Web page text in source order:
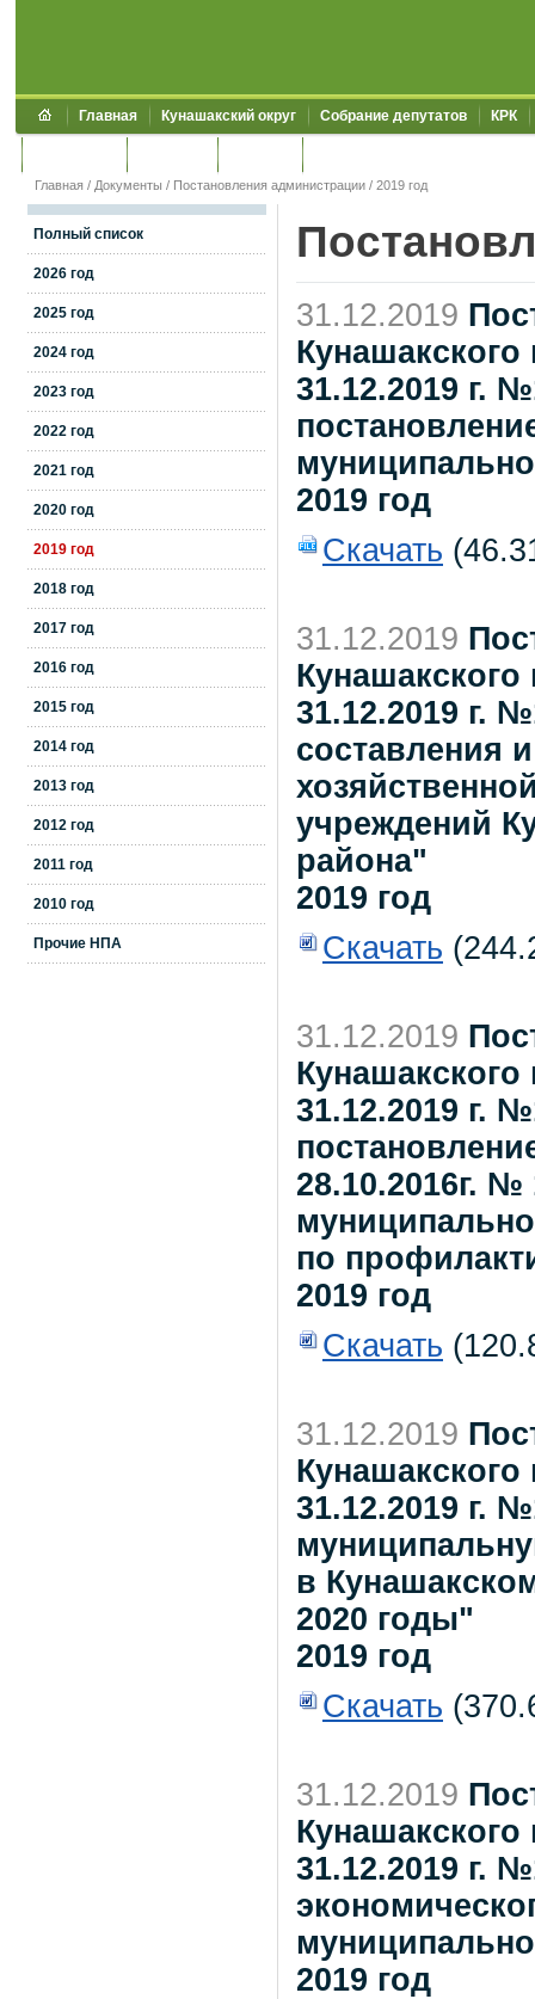
Главная Кунашакский округ Собрание депутатов КРК
Главная / Документы / Постановления администрации / 2019 год
Полный список
2026 год
2025 год
2024 год
2023 год
2022 год
2021 год
2020 год
2019 год
2018 год
2017 год
2016 год
2015 год
2014 год
2013 год
2012 год
2011 год
2010 год
Прочие НПА
31.12.2019
31.12.2019 г.
2019 год
Скачать
31.12.2019
31.12.2019 г.
составления
учреждений
района"
2019 год
Скачать
31.12.2019
31.12.2019 г.
28.10.2016г.
по
2019 год
Скачать
31.12.2019
31.12.2019 г.
в
2020 годы"
2019 год
Скачать
31.12.2019
31.12.2019 г.
2019 год